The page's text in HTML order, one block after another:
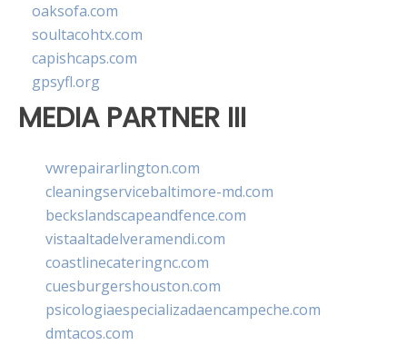
oaksofa.com
soultacohtx.com
capishcaps.com
gpsyfl.org
MEDIA PARTNER III
vwrepairarlington.com
cleaningservicebaltimore-md.com
beckslandscapeandfence.com
vistaaltadelveramendi.com
coastlinecateringnc.com
cuesburgershouston.com
psicologiaespecializadaencampeche.com
dmtacos.com